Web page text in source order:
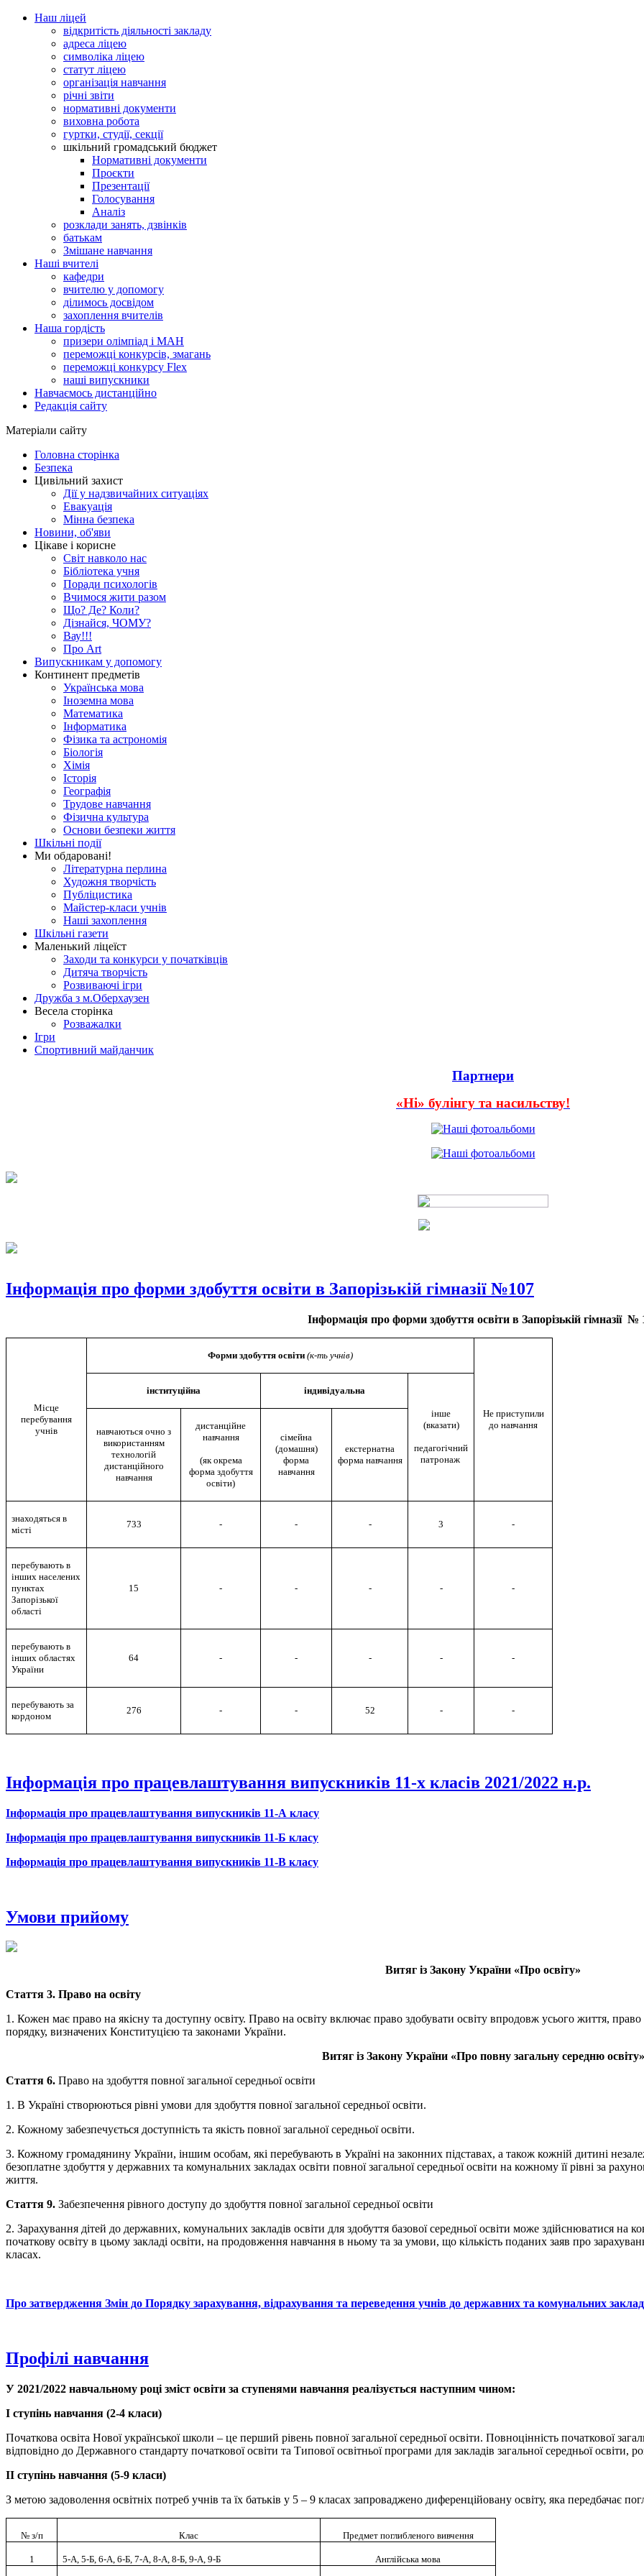
Наш ліцей
відкритість діяльності закладу
адреса ліцею
символіка ліцею
статут ліцею
організація навчання
річні звіти
нормативні документи
виховна робота
гуртки, студії, секції
шкільний громадський бюджет
Нормативні документи
Проєкти
Презентації
Голосування
Аналіз
розклади занять, дзвінків
батькам
Змішане навчання
Наші вчителі
кафедри
вчителю у допомогу
ділимось досвідом
захоплення вчителів
Наша гордість
призери олімпіад і МАН
переможці конкурсів, змагань
переможці конкурсу Flex
наші випускники
Навчаємось дистанційно
Редакція сайту
Матеріали сайту
Головна сторінка
Безпека
Цивільний захист
Дії у надзвичайних ситуаціях
Евакуація
Мінна безпека
Новини, об'яви
Цікаве і корисне
Світ навколо нас
Бібліотека учня
Поради психологів
Вчимося жити разом
Що? Де? Коли?
Дізнайся, ЧОМУ?
Вау!!!
Про Art
Випускникам у допомогу
Континент предметів
Українська мова
Іноземна мова
Математика
Інформатика
Фізика та астрономія
Біологія
Хімія
Історія
Географія
Трудове навчання
Фізична культура
Основи безпеки життя
Шкільні події
Ми обдаровані!
Літературна перлина
Художня творчість
Публіцистика
Майстер-класи учнів
Наші захоплення
Шкільні газети
Маленький ліцеїст
Заходи та конкурси у початківців
Дитяча творчість
Розвиваючі ігри
Дружба з м.Оберхаузен
Весела сторінка
Розважалки
Ігри
Спортивний майданчик
Партнери
«Ні» булінгу та насильству!
Інформація про форми здобуття освіти в Запорізькій гімназії №107
Інформація про форми здобуття освіти в Запорізькій гімназії №
Місце
перебування
учнів
Форми здобуття освіти (к-ть учнів)
Не приступили
до навчання
інституційна індивідуальна
інше
(вказати)
педагогічний
патронаж
навчаються очно з
використанням
технологій
дистанційного
навчання
дистанційне
навчання
(як окрема
форма здобуття
освіти)
сімейна
(домашня)
форма
навчання
екстернатна
форма навчання
знаходяться в
місті
733 - - - 3 -
перебувають в
інших населених
пунктах
Запорізької
області
15 - - - - -
перебувають в
інших областях
України
64 - - - - -
перебувають за
кордоном
276 - - 52 - -
Інформація про працевлаштування випускників 11-х класів 2021/2022 н.р.
Інформація про працевлаштування випускників 11-А класу
Інформація про працевлаштування випускників 11-Б класу
Інформація про працевлаштування випускників 11-В класу
Умови прийому
Витяг із Закону України «Про освіту»
Стаття 3. Право на освіту
1. Кожен має право на якісну та доступну освіту. Право на освіту включає право здобувати освіту впродовж усього життя,
порядку, визначених Конституцією та законами України.
Витяг із Закону України «Про повну загальну середню освіту»
Стаття 6. Право на здобуття повної загальної середньої освіти
1. В Україні створюються рівні умови для здобуття повної загальної середньої освіти.
2. Кожному забезпечується доступність та якість повної загальної середньої освіти.
3. Кожному громадянину України, іншим особам, які перебувають в Україні на законних підставах, а також кожній дитині
безоплатне здобуття у державних та комунальних закладах освіти повної загальної середньої освіти на кожному її рівні за
життя.
Стаття 9. Забезпечення рівного доступу до здобуття повної загальної середньої освіти
2. Зарахування дітей до державних, комунальних закладів освіти для здобуття базової середньої освіти може здійснюватися на
початкову освіту в цьому закладі освіти, на продовження навчання в ньому та за умови, що кількість поданих заяв про
класах.
Про затвердження Змін до Порядку зарахування, відрахування та переведення учнів до державних та комунальних
Профілі навчання
У 2021/2022 навчальному році зміст освіти за ступенями навчання реалізується наступним чином:
І ступінь навчання (2-4 класи)
Початкова освіта Нової української школи – це перший рівень повної загальної середньої освіти. Повноцінність початкової
відповідно до Державного стандарту початкової освіти та Типової освітньої програми для закладів загальної середньої
ІІ ступінь навчання (5-9 класи)
З метою задоволення освітніх потреб учнів та їх батьків у 5 – 9 класах запроваджено диференційовану освіту, яка передбачає
№ з/п Клас Предмет поглибленого вивчення
1 5-А, 5-Б, 6-А, 6-Б, 7-А, 8-А, 8-Б, 9-А, 9-Б Англійська мова